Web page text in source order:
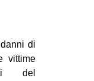
di
vittime
del